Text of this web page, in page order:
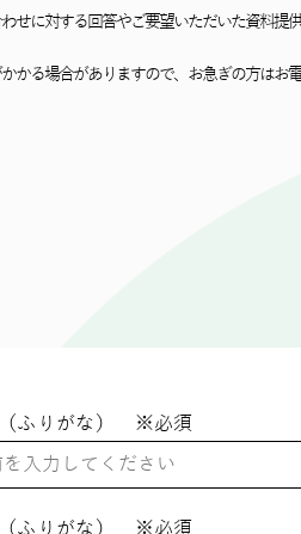
せに対する回答やご要望いただいた資料提
かる場合がありますので、お急ぎの⽅はお
ふりがな） ※必須
ふりがな） ※必須